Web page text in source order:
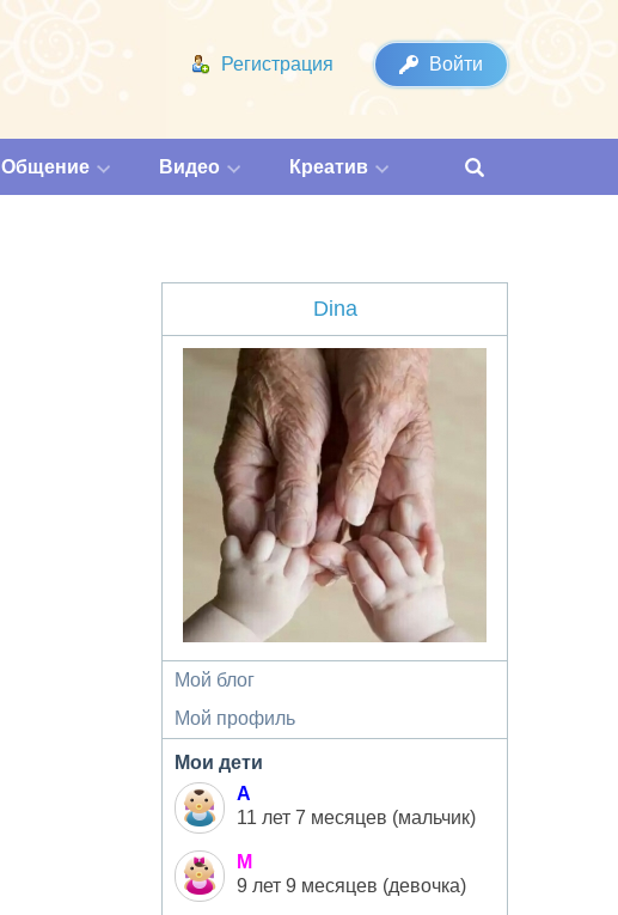
Регистрация Войти
Общение Видео Креатив
Dina
Мой блог
Мой профиль
Мои дети
А
11 лет 7 месяцев (мальчик)
М
9 лет 9 месяцев (девочка)